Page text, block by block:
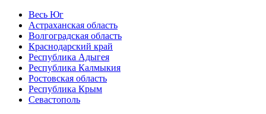
Весь Юг
Астраханская область
Волгоградская область
Краснодарский край
Республика Адыгея
Республика Калмыкия
Ростовская область
Республика Крым
Севастополь